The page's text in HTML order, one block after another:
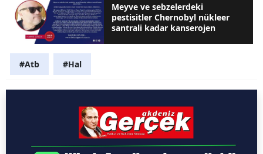
Meyve ve sebzelerdeki
pestisitler Chernobyl nükleer
santrali kadar kanserojen
#Atb #Hal